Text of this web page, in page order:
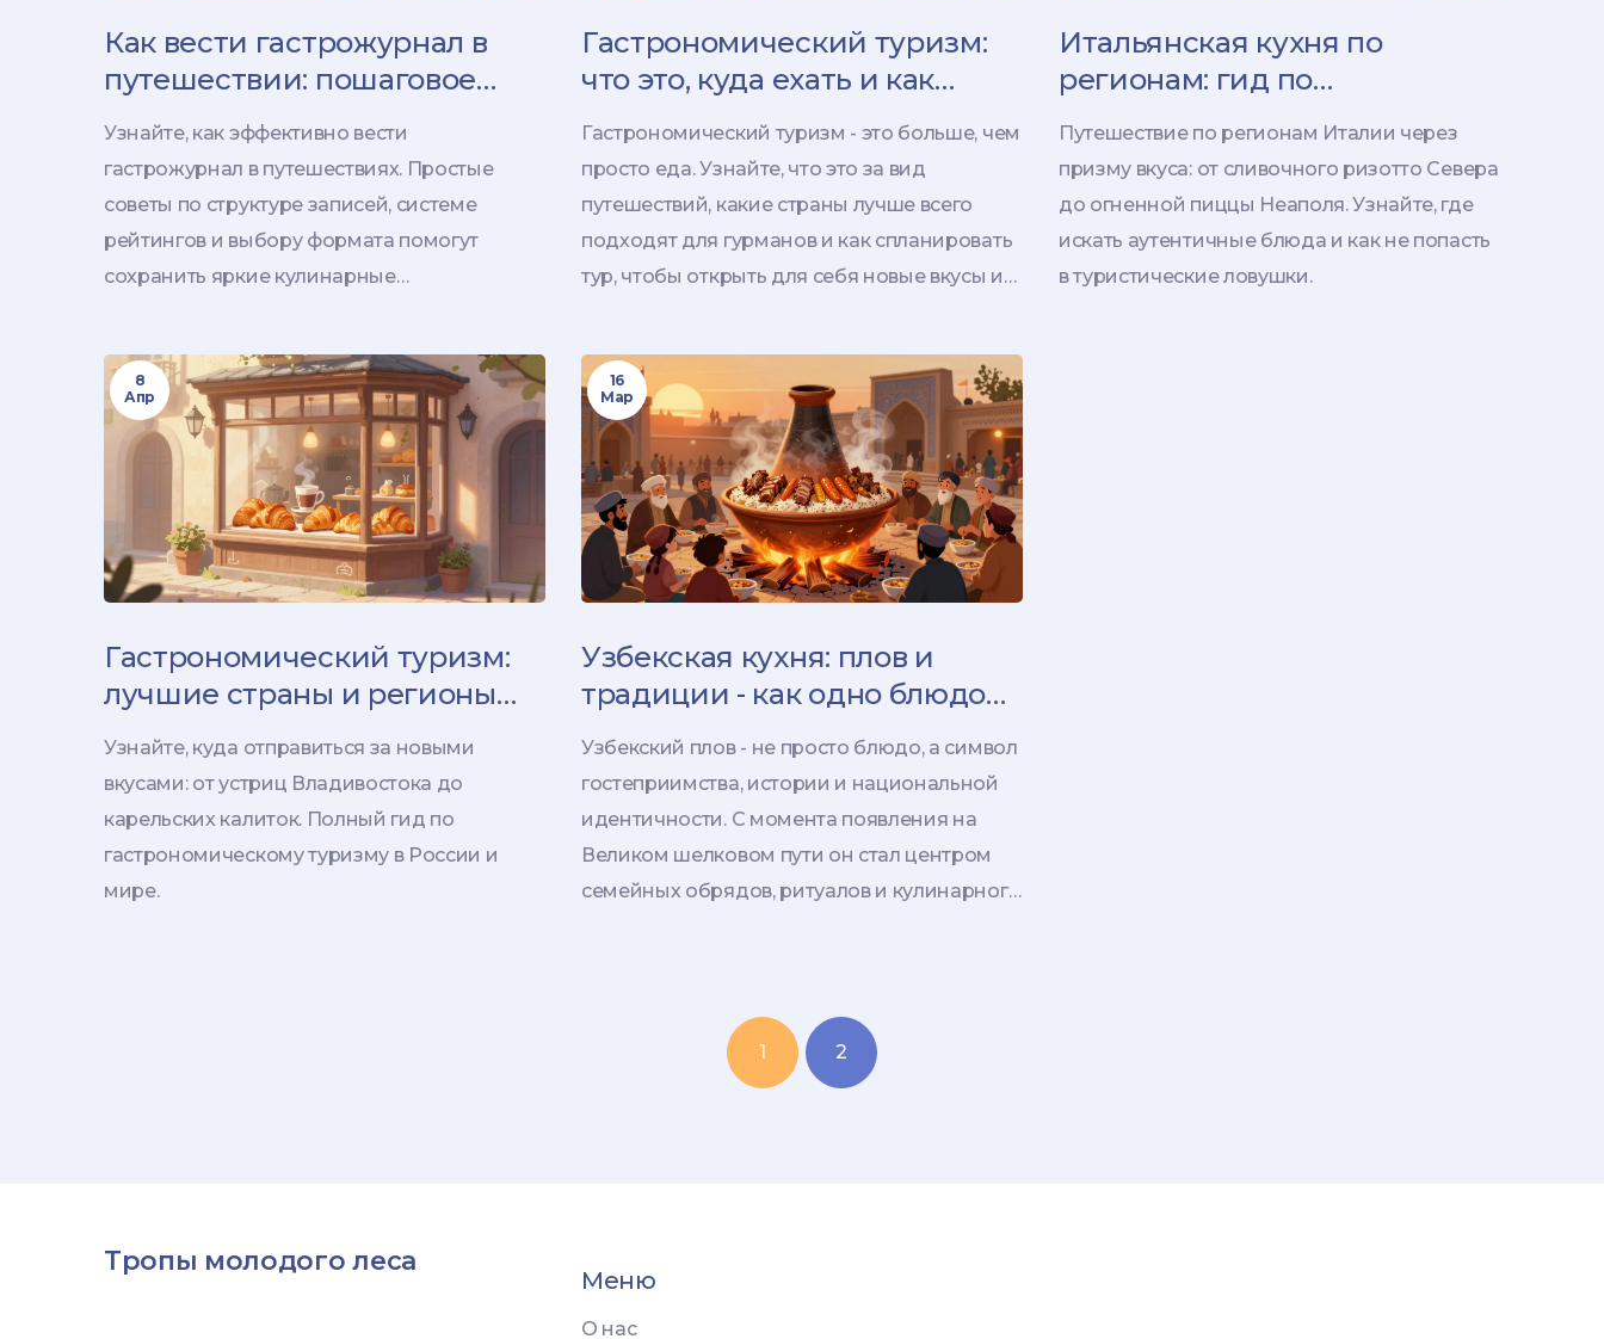
Как вести гастрожурнал в
путешествии: пошаговое
руководство по заметкам и
рейтингам
Узнайте, как эффективно вести
гастрожурнал в путешествиях. Простые
советы по структуре записей, системе
рейтингов и выбору формата помогут
сохранить яркие кулинарные
Гастрономический туризм:
что это, куда ехать и как
спланировать вкусное
путешествие
Гастрономический туризм - это больше, чем
просто еда. Узнайте, что это за вид
путешествий, какие страны лучше всего
подходят для гурманов и как спланировать
тур, чтобы открыть для себя новые вкусы и
Итальянская кухня по
регионам: гид по
традициям
Путешествие по регионам Италии через
призму вкуса: от сливочного ризотто Севера
до огненной пиццы Неаполя. Узнайте, где
искать аутентичные блюда и как не попасть
в туристические ловушки.
8
Апр
Гастрономический туризм:
лучшие страны и регионы
для кулинарных
путешествий
Узнайте, куда отправиться за новыми
вкусами: от устриц Владивостока до
карельских калиток. Полный гид по
гастрономическому туризму в России и
мире.
16
Мар
Узбекская кухня: плов и
традиции - как одно блюдо
объединяет народ
Узбекский плов - не просто блюдо, а символ
гостеприимства, истории и национальной
идентичности. С момента появления на
Великом шелковом пути он стал центром
семейных обрядов, ритуалов и кулинарного
1 2
Тропы молодого леса
Меню
О нас